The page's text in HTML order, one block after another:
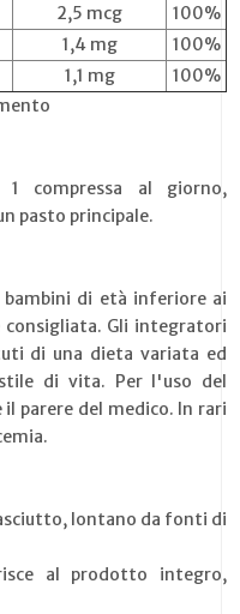
2,5 mcg
100%
1,4 mg
100%
1,1 mg
100%
1 compressa al giorno,
pasto principale.
di età inferiore ai
consigliata. Gli integratori
di una dieta variata ed
di vita. Per l'uso del
parere del medico. In rari
lontano da fonti di
al prodotto integro,